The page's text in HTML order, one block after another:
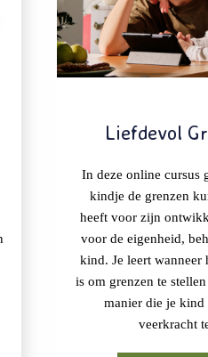
Liefdevol
In deze online cursus
kindje de grenzen
heeft voor zijn
voor de eigenheid,
kind. Je leert
is om grenzen te
manier die je kind
veerkracht